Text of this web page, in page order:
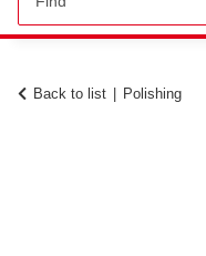
Back to list Polishing